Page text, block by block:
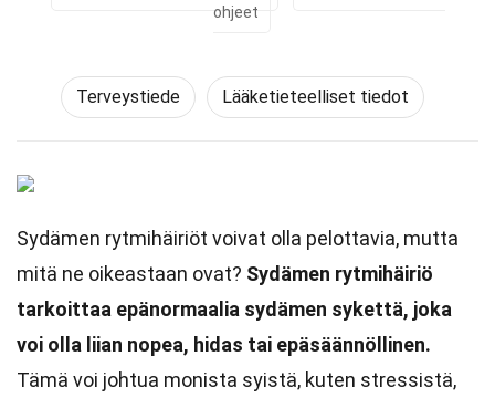
ohjeet
Terveystiede Lääketieteelliset tiedot
Sydämen rytmihäiriöt voivat olla pelottavia, mutta
mitä ne oikeastaan ovat? Sydämen rytmihäiriö
tarkoittaa epänormaalia sydämen sykettä, joka
voi olla liian nopea, hidas tai epäsäännöllinen.
Tämä voi johtua monista syistä, kuten stressistä,